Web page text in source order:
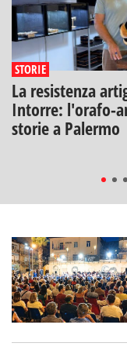
STORIE
La resistenza
Intorre: l'orafo-
storie a Palermo